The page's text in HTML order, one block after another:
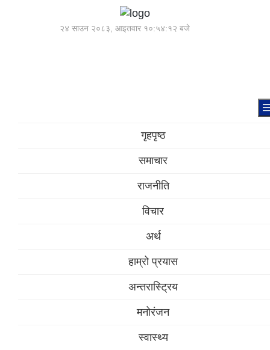
२४ साउन २०८३, आइतवार १०:५४:१२ बजे
गृहपृष्ठ
समाचार
राजनीति
विचार
अर्थ
हाम्रो प्रयास
अन्तरास्ट्रिय
मनोरंजन
स्वास्थ्य